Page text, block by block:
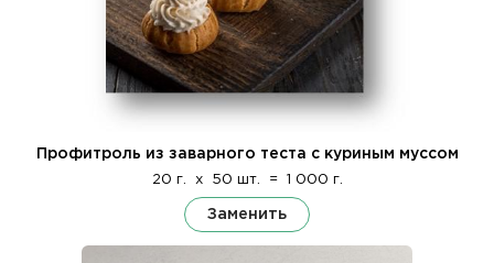
Профитроль из заварного теста с куриным муссом
20 г. x 50 шт. = 1 000 г.
Заменить